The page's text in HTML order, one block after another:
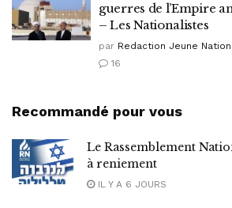
guerres de l’Empire
– Les Nationalistes
par Redaction Jeune Nation
16
Recommandé pour vous
Le Rassemblement
à reniement
IL Y A 6 JOURS